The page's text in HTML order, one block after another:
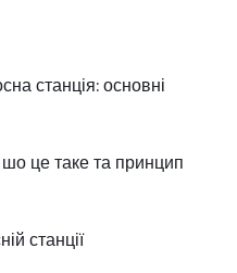
станція: основні
це таке та принцип
станції